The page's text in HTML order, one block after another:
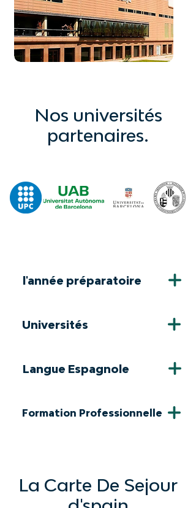
Nos universités
partenaires.
l'année préparatoire
Universités
Langue Espagnole
Formation Professionnelle
La Carte De Sejour